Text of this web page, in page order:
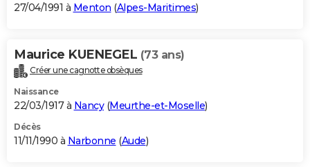
27/04/1991 à Menton (Alpes-Maritimes)
Maurice KUENEGEL (73 ans)
Créer une cagnotte obsèques
Naissance
22/03/1917 à Nancy(Meurthe-et-Moselle)
Décès
11/11/1990 à Narbonne (Aude)